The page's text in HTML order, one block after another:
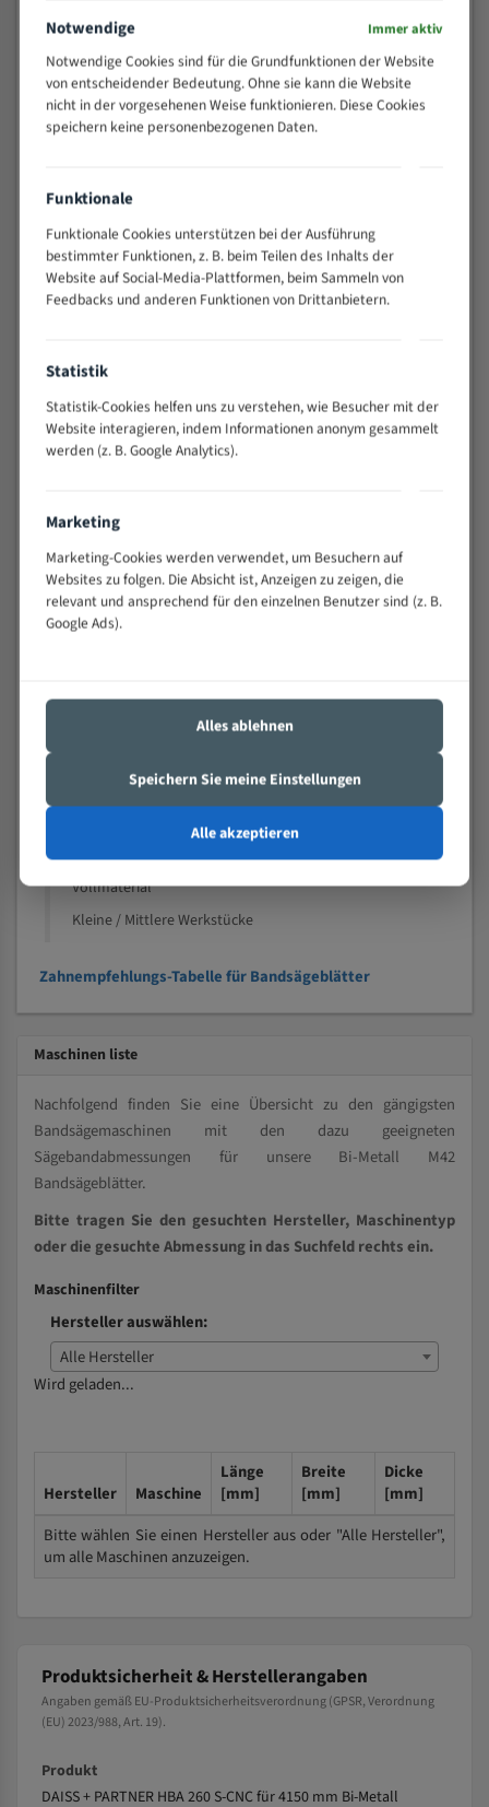
80 - 180
3/4
130 -
350
2/3
200 -
> 500
0,75/1,25
Vorteile:
Widerstandsfähig gegen Zahnbruch auch bei
schwierigen Werkstücken (Materialmischung,
wechselnde Verbindungslängen)
Sehr geringe Vibration
Technische Beschreibung:
Positiver Spanwinkel
Bandkörper aus hochlegiertem Federstahl
Nichteisenmetalle
Speziell entwickelt für Profile / Rohre
Kleine und mittlere Profile / Kleine Durchmesser
Vollmaterial
Kleine / Mittlere Werkstücke
Zahnempfehlungs-Tabelle für Bandsägeblätter
Maschinen liste
Nachfolgend finden Sie eine Übersicht zu den gängigsten
Bandsägemaschinen mit den dazu geeigneten
Sägebandabmessungen für unsere Bi-Metall M42
Bandsägeblätter.
Bitte tragen Sie den gesuchten Hersteller, Maschinentyp
oder die gesuchte Abmessung in das Suchfeld rechts ein.
Maschinenfilter
Hersteller auswählen:
Alle Hersteller
Wird geladen...
Hersteller Maschine
Länge
[mm]
Breite
[mm]
Dicke
[mm]
Bitte wählen Sie einen Hersteller aus oder "Alle Hersteller",
um alle Maschinen anzuzeigen.
Produktsicherheit & Herstellerangaben
Angaben gemäß EU-Produktsicherheitsverordnung (GPSR, Verordnung
(EU) 2023/988, Art. 19).
Produkt
DAISS + PARTNER HBA 260 S-CNC für 4150 mm Bi-Metall
Notwendige Immer aktiv
Notwendige Cookies sind für die Grundfunktionen der Website
von entscheidender Bedeutung. Ohne sie kann die Website
nicht in der vorgesehenen Weise funktionieren. Diese Cookies
speichern keine personenbezogenen Daten.
Funktionale
Funktionale Cookies unterstützen bei der Ausführung
bestimmter Funktionen, z. B. beim Teilen des Inhalts der
Website auf Social-Media-Plattformen, beim Sammeln von
Feedbacks und anderen Funktionen von Drittanbietern.
Statistik
Statistik-Cookies helfen uns zu verstehen, wie Besucher mit der
Website interagieren, indem Informationen anonym gesammelt
werden (z. B. Google Analytics).
Marketing
Marketing-Cookies werden verwendet, um Besuchern auf
Websites zu folgen. Die Absicht ist, Anzeigen zu zeigen, die
relevant und ansprechend für den einzelnen Benutzer sind (z. B.
Google Ads).
Alles ablehnen
Speichern Sie meine Einstellungen
Alle akzeptieren